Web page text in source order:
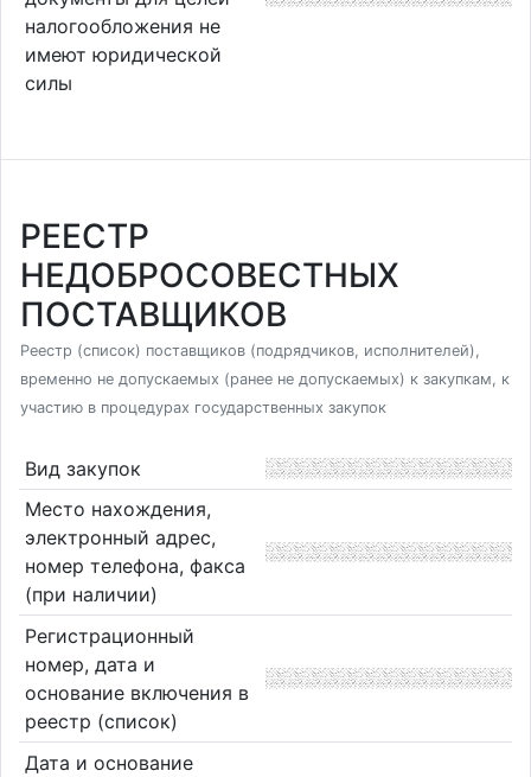
налогообложения не
имеют юридической
силы
РЕЕСТР
НЕДОБРОСОВЕСТНЫХ
ПОСТАВЩИКОВ
Реестр (список) поставщиков (подрядчиков, исполнителей),
временно не допускаемых (ранее не допускаемых) к закупкам, к
участию в процедурах государственных закупок
Вид закупок
Место нахождения,
электронный адрес,
номер телефона, факса
(при наличии)
Регистрационный
номер, дата и
основание включения в
реестр (список)
Дата и основание